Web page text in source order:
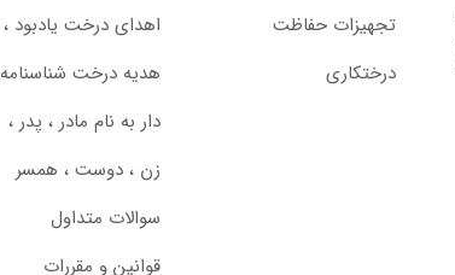
تجهیزات حفاظت
درختکاری
اهدای درخت یادبود ،‌
هدیه درخت شناسنامه
دار به نام مادر ، پدر ،
زن ، دوست ، همسر
سوالات متداول
قوانین و مقررات